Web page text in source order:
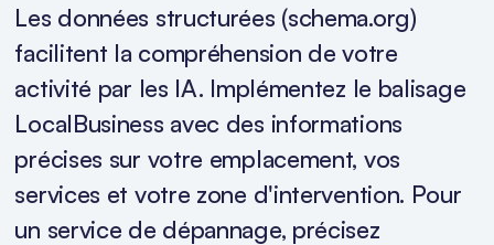
Les données structurées (schema.org)
facilitent la compréhension de votre
activité par les IA. Implémentez le balisage
LocalBusiness avec des informations
précises sur votre emplacement, vos
services et votre zone d'intervention. Pour
un service de dépannage, précisez